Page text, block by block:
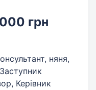
грн
няня,
Керівник